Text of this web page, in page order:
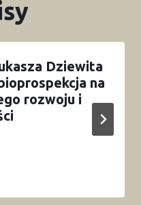
Dziewita
na
rozwoju i